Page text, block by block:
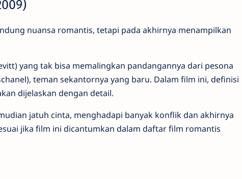
nuansa romantis, tetapi pada akhirnya menampilkan
yang tak bisa memalingkan pandangannya dari pesona
teman sekantornya yang baru. Dalam film ini, definisi
dijelaskan dengan detail.
jatuh cinta, menghadapi banyak konflik dan akhirnya
jika film ini dicantumkan dalam daftar film romantis